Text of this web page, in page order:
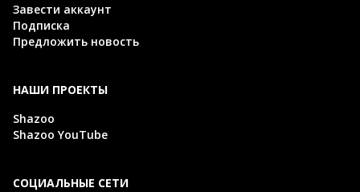
Завести аккаунт
Подписка
Предложить новость
НАШИ ПРОЕКТЫ
Shazoo
Shazoo YouTube
СОЦИАЛЬНЫЕ СЕТИ